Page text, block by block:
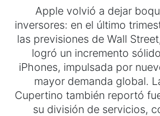
Apple volvió a dejar
inversores: en el último
las previsiones de Wall
logró un incremento
iPhones, impulsada por
mayor demanda global.
Cupertino también reportó
su división de servicios,